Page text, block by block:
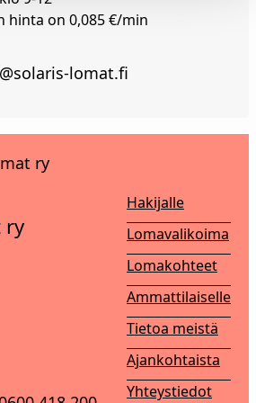
hinta on 0,085 €/min
lomat.fi
ry
Hakijalle
Lomavalikoima
Lomakohteet
Ammattilaiselle
Tietoa meistä
Ajankohtaista
Yhteystiedot